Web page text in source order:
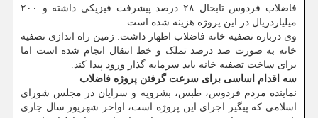
فاضلاب فردوس تابحال ۲۸ درصد پیشرفت فیزیکی داشته و ۲۰۰
میلیاردریال در این پروژه هزینه شده است.
وی درباره تصفیه خانه فاضلاب اظهار داشت: زمین راه اندازی تصفیه
خانه به صورت صد درصد تملک و خط انتقال انجام شده است اما
برای ساخت تصفیه خانه باید سرمایه گذار ورود پیدا کند.
سه اقدام اساسی برای سرعت گرفتن پروژه فاضلاب
نماینده مردم فردوس، طبس، بشرویه و سرایان در مجلس شورای
اسلامی که پیگیر اجرای این پروژه است، اواخر شهریور سال جاری